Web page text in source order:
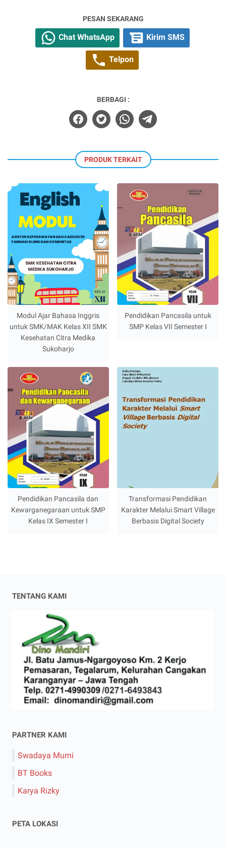
PESAN SEKARANG
Chat WhatsApp Kirim SMS
Telpon
BERBAGI :
PRODUK TERKAIT
Modul Ajar Bahasa Inggris
untuk SMK/MAK Kelas XII SMK
Kesehatan Citra Medika
Sukoharjo
Pendidikan Pancasila untuk
SMP Kelas VII Semester I
Pendidikan Pancasila dan
Kewarganegaraan untuk SMP
Kelas IX Semester I
Transformasi Pendidikan
Karakter Melalui Smart Village
Berbasis Digital Society
TENTANG KAMI
PARTNER KAMI
Swadaya Murni
BT Books
Karya Rizky
PETA LOKASI